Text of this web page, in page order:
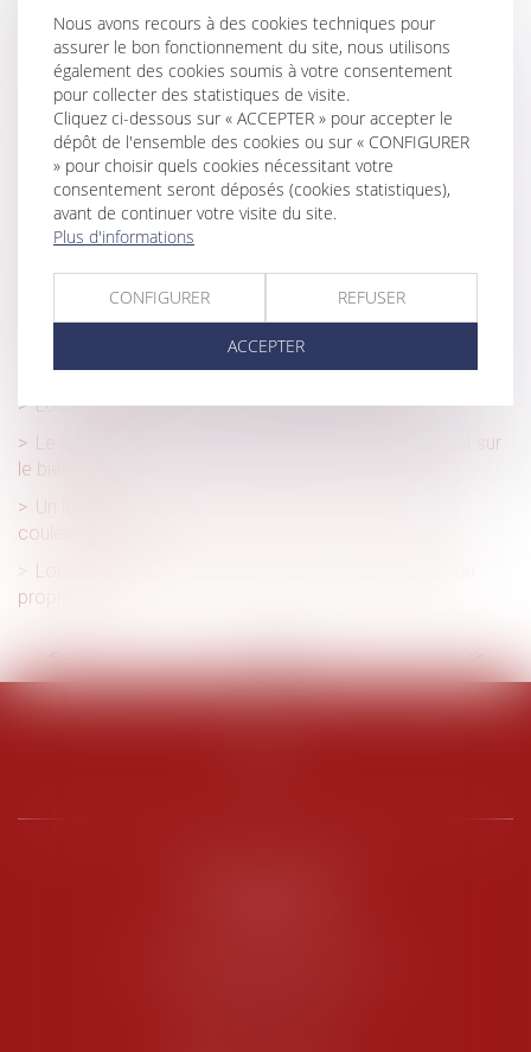
Quelles solutions pour les propriétaires face à des
locataires indélicats ?
Trouble anormal de voisinage : le nouveau propriétaire
est responsable des désordres même antérieurs
Irrégularité du congé pour reprise délivré par le nu-
propriétaire au profit de sa belle-fille
J’ai acheté un bien occupé que j’aimerais récupérer à la
Faute de congé délivré par le bailleur, le bail verbal est
tacitement reconduit
En cas de litige, le locataire peut-il consigner son loyer ?
Location meublée ou vide, quelles différences ?
Le locataire sera informé plus tôt des risques pesant sur
le bien loué
Un locataire a-il le droit de repeindre un mur dans la
couleur qu'il veut ?
Location d'un meublé : quelles sont les obligations du
propriétaire ?
<< < ... 2 3 4 5 6 7 8 > >>
Nous avons recours à des cookies techniques pour
assurer le bon fonctionnement du site, nous utilisons
également des cookies soumis à votre consentement
pour collecter des statistiques de visite.
Cliquez ci-dessous sur « ACCEPTER » pour accepter le
dépôt de l'ensemble des cookies ou sur « CONFIGURER
» pour choisir quels cookies nécessitant votre
consentement seront déposés (cookies statistiques),
avant de continuer votre visite du site.
Plus d'informations
CONFIGURER REFUSER
ACCEPTER